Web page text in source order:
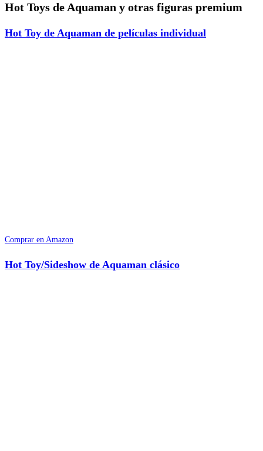
Hot Toys de Aquaman y otras figuras premium
Hot Toy de Aquaman de películas individual
Comprar en Amazon
Hot Toy/Sideshow de Aquaman clásico